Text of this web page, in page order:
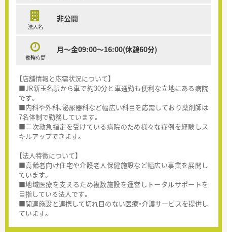
法人名
非公開
勤務時間
月～金09:00～16:00(休憩60分)
【店舗情報と応需状況について】
■JR新玉名駅から車で約30分と車通勤も便利な立地にある病院
です。
■内科や外科、泌尿器科など幅広い科目を応需しており薬剤師は
7名体制で勤務しています。
■二次救急指定を受けている病院のため様々な症例を経験しス
キルアップできます。
【法人特徴について】
■高齢者向け住宅や介護老人保健施設など幅広い事業を展開し
ています。
■地域医療を支えるため複数施設を運営しトータルサポートを
目指している法人です。
■関連施設と連携して切れ目のない医療・介護サービスを提供し
ています。